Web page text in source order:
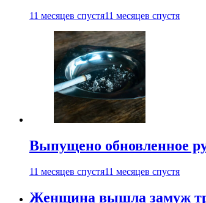
11 месяцев спустя11 месяцев спустя
Выпущено обновленное
11 месяцев спустя11 месяцев спустя
Женщина вышла замуж